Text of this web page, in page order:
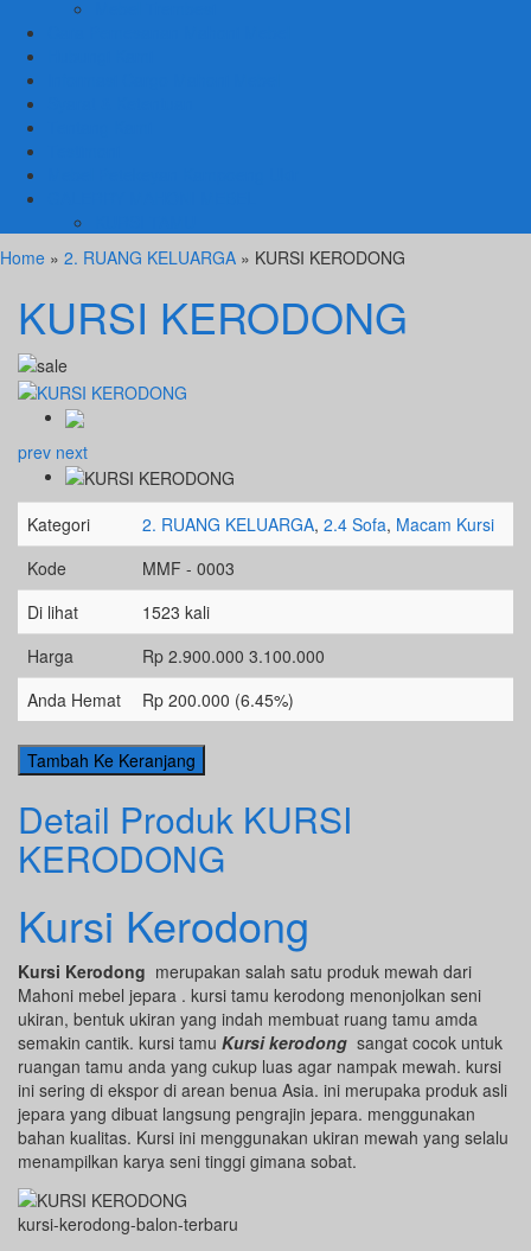
Home » 2. RUANG KELUARGA » KURSI KERODONG
KURSI KERODONG
prev next
Kategori 2. RUANG KELUARGA, 2.4 Sofa, Macam Kursi
Kode
MMF - 0003
Di lihat
1523 kali
Harga
Rp 2.900.000 3.100.000
Anda Hemat
Rp 200.000 (6.45%)
Detail Produk KURSI
KERODONG
Kursi Kerodong
Kursi Kerodong merupakan salah satu produk mewah dari
Mahoni mebel jepara . kursi tamu kerodong menonjolkan seni
ukiran, bentuk ukiran yang indah membuat ruang tamu amda
semakin cantik. kursi tamu Kursi kerodong sangat cocok untuk
ruangan tamu anda yang cukup luas agar nampak mewah. kursi
ini sering di ekspor di arean benua Asia. ini merupaka produk asli
jepara yang dibuat langsung pengrajin jepara. menggunakan
bahan kualitas. Kursi ini menggunakan ukiran mewah yang selalu
menampilkan karya seni tinggi gimana sobat.
kursi-kerodong-balon-terbaru